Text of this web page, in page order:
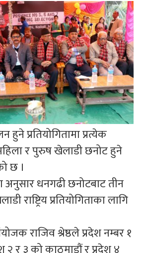
हुने प्रतियोगितामा प्रत्येक
र पुरुष खेलाडी छनोट हुने
छ ।
धनगढी छनोटबाट तीन
राष्ट्रिय प्रतियोगिताका लागि
राजिव श्रेष्ठले प्रदेश नम्बर १